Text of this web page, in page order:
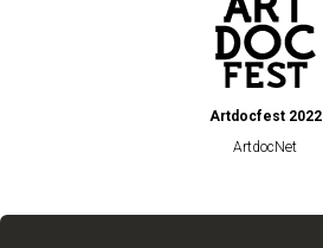
Artdocfest 2022
ArtdocNet